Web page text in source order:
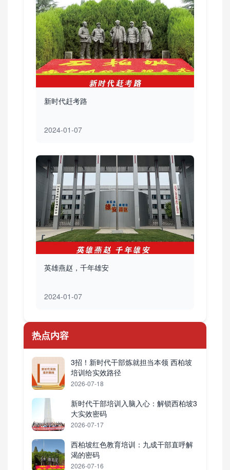
新时代赶考路
2024-01-07
英雄燕赵，千年雄安
2024-01-07
热点内容
3招！新时代干部炼就担当本领 西柏坡
培训给实效路径
2026-07-18
新时代干部培训入脑入心：解锁西柏坡3
大实效密码
2026-07-17
西柏坡红色教育培训：九成干部直呼解
渴的密码
2026-07-16